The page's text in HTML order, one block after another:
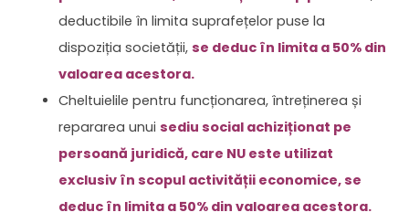
deductibile în limita suprafețelor puse la
dispoziția societății, se deduc în limita a 50% din
valoarea acestora.
Cheltuielile pentru funcționarea, întreținerea și
repararea unui sediu social achiziționat pe
persoană juridică, care NU este utilizat
exclusiv în scopul activității economice, se
deduc în limita a 50% din valoarea acestora.